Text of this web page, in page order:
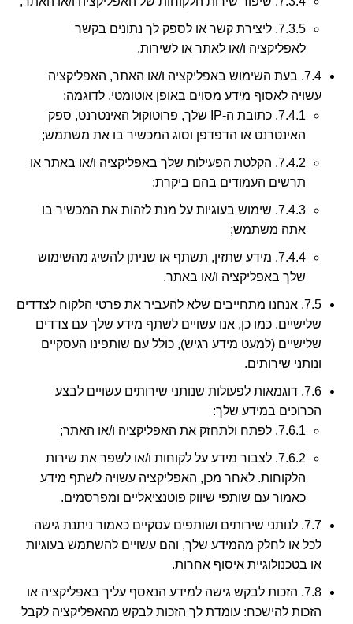
7.3.5. ליצירת קשר או לספק לך נתונים בקשר
לאפליקציה ו/או לאתר או לשירות.
7.4. בעת השימוש באפליקציה ו/או האתר, האפליקציה
עשויה לאסוף מידע מסוים באופן אוטומטי. לדוגמה:
7.4.1. כתובת ה-IP שלך, פרוטוקול האינטרנט, ספק
האינטרנט או הדפדפן וסוג המכשיר בו את משתמש;
7.4.2. הקלטת הפעילות שלך באפליקציה ו/או באתר או
תרשים העמודים בהם ביקרת;
7.4.3. שימוש בעוגיות על מנת לזהות את המכשיר בו
אתה משתמש;
7.4.4. מידע שתזין, תשתף או שניתן להשיג מהשימוש
שלך באפליקציה ו/או באתר.
7.5. אנחנו מתחייבים שלא להעביר את פרטי הלקוח לצדדים
שלישיים. כמו כן, אנו עשויים לשתף מידע שלך עם צדדים
שלישיים (למעט מידע רגיש), כולל עם שותפינו העסקיים
ונותני שירותים.
7.6. דוגמאות לפעולות שנותני שירותים עשויים לבצע
הכרוכים במידע שלך:
7.6.1. לפתח ולתחזק את האפליקציה ו/או האתר;
7.6.2. לצבור מידע על לקוחות ו/או לשפר את שירות
הלקוחות. לאחר מכן, האפליקציה עשויה לשתף מידע
כאמור עם שותפי שיווק פוטנציאליים ומפרסמים.
7.7. לנותני שירותים ושותפים עסקיים כאמור ניתנת גישה
לכל או לחלק מהמידע שלך, והם עשויים להשתמש בעוגיות
או בטכנולוגיית איסוף אחרות.
7.8. הזכות לבקש גישה למידע הנאסף עליך באפליקציה או
הזכות להישכח: עומדת לך הזכות לבקש מהאפליקציה לקבל